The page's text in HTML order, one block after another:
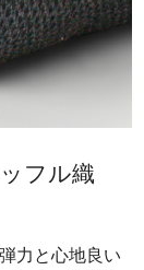
フル織
力と心地良い